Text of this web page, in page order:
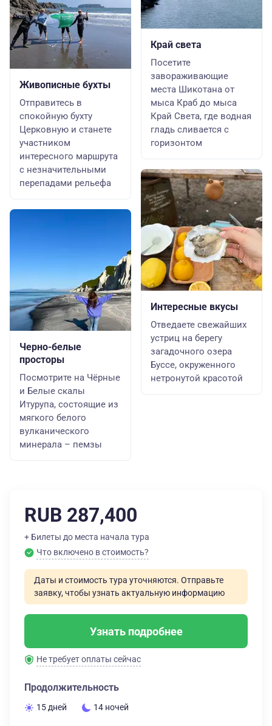
Живописные бухты
Отправитесь в
спокойную бухту
Церковную и станете
участником
интересного маршрута
с незначительными
перепадами рельефа
Черно-белые
просторы
Посмотрите на Чёрные
и Белые скалы
Итурупа, состоящие из
мягкого белого
вулканического
минерала – пемзы
Край света
Посетите
завораживающие
места Шикотана от
мыса Краб до мыса
Край Света, где водная
гладь сливается с
горизонтом
Интересные вкусы
Отведаете свежайших
устриц на берегу
загадочного озера
Буссе, окруженного
нетронутой красотой
RUB 287,400
+ Билеты до места начала тура
Что включено в стоимость?
Даты и стоимость тура уточняются. Отправьте
заявку, чтобы узнать актуальную информацию
Узнать подробнее
Не требует оплаты сейчас
Продолжительность
15 дней 14 ночей